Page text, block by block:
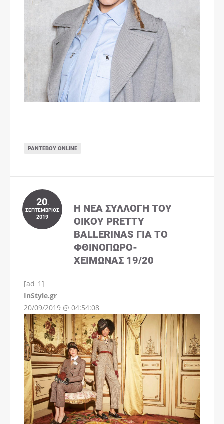
ΡΑΝΤΕΒΟΎ ONLINE
20.
ΣΕΠΤΈΜΒΡΙΟΣ
2019
Η ΝΈΑ ΣΥΛΛΟΓΉ ΤΟΥ
ΟΊΚΟΥ PRETTY
BALLERINAS ΓΙΑ ΤΟ
ΦΘΙΝΌΠΩΡΟ-
ΧΕΙΜΏΝΑΣ 19/20
[ad_1]
InStyle.gr
20/09/2019 @ 04:54:08